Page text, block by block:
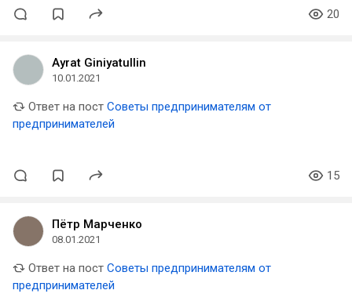
20
Ayrat Giniyatullin
10.01.2021
Ответ на пост Советы предпринимателям от
предпринимателей
15
Пётр Марченко
08.01.2021
Ответ на пост Советы предпринимателям от
предпринимателей